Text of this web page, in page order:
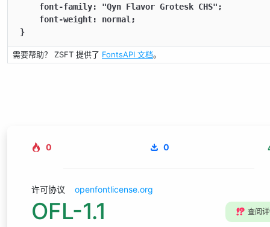
    font-family: "Qyn Flavor Grotesk CHS";
    font-weight: normal;
}
需要帮助？ ZSFT 提供了 FontsAPI 文档。
0 0
许可协议 openfontlicense.org
OFL-1.1 ⁉️ 查阅